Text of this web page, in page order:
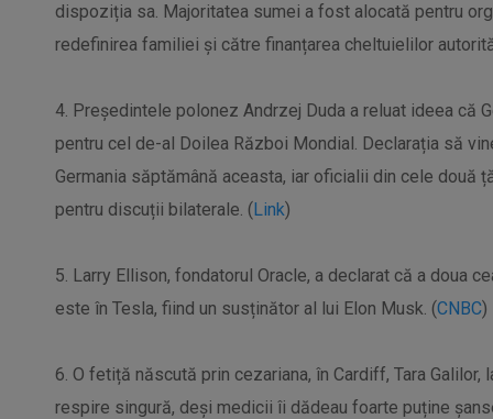
dispoziția sa. Majoritatea sumei a fost alocată pentru
redefinirea familiei și către finanțarea cheltuielilor
4. Președintele polonez Andrzej Duda a reluat ideea că
pentru cel de-al Doilea Război Mondial. Declarația să
Germania săptămână aceasta, iar oficialii din cele două
pentru discuții bilaterale. (Link)
5. Larry Ellison, fondatorul Oracle, a declarat că a doua
este în Tesla, fiind un susținător al lui Elon Musk. (CNBC)
6. O fetiță născută prin cezariana, în Cardiff, Tara
respire singură, deși medicii îi dădeau foarte puține